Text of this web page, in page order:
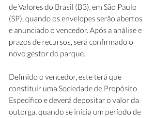
de Valores do Brasil (B3), em São Paulo
(SP), quando os envelopes serão abertos
e anunciado o vencedor. Após a análise e
prazos de recursos, será confirmado o
novo gestor do parque.
Definido o vencedor, este terá que
constituir uma Sociedade de Propósito
Específico e deverá depositar o valor da
outorga, quando se inicia um período de